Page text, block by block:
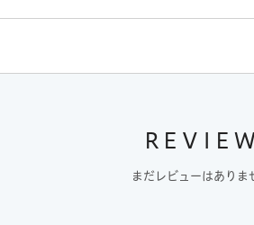
REVIEW
まだレビューはありま